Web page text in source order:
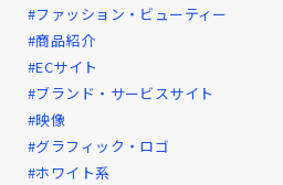
#ファッション・ビューティー
#商品紹介
#ECサイト
#ブランド・サービスサイト
#映像
#グラフィック・ロゴ
#ホワイト系